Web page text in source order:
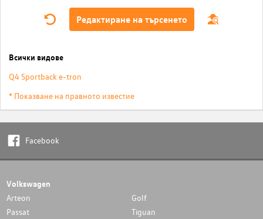
Редактиране на търсенето
Всички видове
Q4 Sportback e-tron
* Показване на правното известие
Facebook
Volkswagen
Arteon
Golf
Passat
Tiguan